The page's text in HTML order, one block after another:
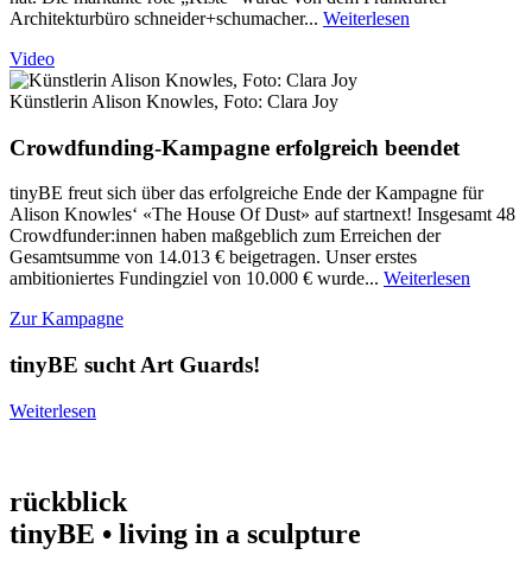
Architekturbüro schneider+schumacher... Weiterlesen
Video
Künstlerin Alison Knowles, Foto: Clara Joy
Crowdfunding-Kampagne erfolgreich beendet
tinyBE freut sich über das erfolgreiche Ende der Kampagne für
Alison Knowles‘ «The House Of Dust» auf startnext! Insgesamt 48
Crowdfunder:innen haben maßgeblich zum Erreichen der
Gesamtsumme von 14.013 € beigetragen. Unser erstes
ambitioniertes Fundingziel von 10.000 € wurde... Weiterlesen
Zur Kampagne
tinyBE sucht Art Guards!
Weiterlesen
rückblick
tinyBE • living in a sculpture